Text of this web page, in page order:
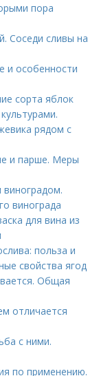
пора
Соседи сливы на
и особенности
сорта яблок
рядом с
и парше. Меры
винограда
для вина из
польза и
свойства ягод
Общая
отличается
с ними.
по применению.